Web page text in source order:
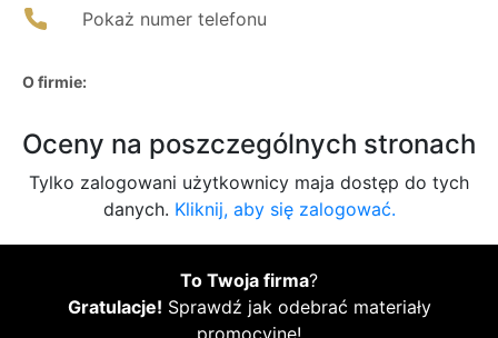
Pokaż numer telefonu
O firmie:
Oceny na poszczególnych stronach
Tylko zalogowani użytkownicy maja dostęp do tych
danych. Kliknij, aby się zalogować.
To Twoja firma?
Gratulacje! Sprawdź jak odebrać materiały